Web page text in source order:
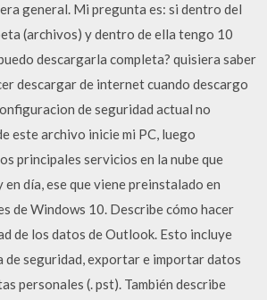
general. Mi pregunta es: si dentro del
(archivos) y dentro de ella tengo 10
descargarla completa? quisiera saber
descargar de internet cuando descargo
de seguridad actual no
este archivo inicie mi PC, luego
principales servicios en la nube que
día, ese que viene preinstalado en
de Windows 10. Describe cómo hacer
de los datos de Outlook. Esto incluye
de seguridad, exportar e importar datos
personales (. pst). También describe